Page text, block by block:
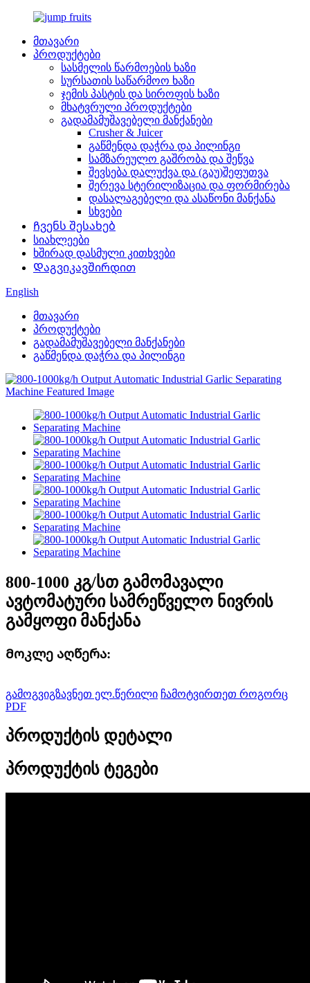
მთავარი
პროდუქტები
სასმელის წარმოების ხაზი
სურსათის საწარმოო ხაზი
ჯემის პასტის და სიროფის ხაზი
მხატვრული პროდუქტები
გადამამუშავებელი მანქანები
Crusher & Juicer
გაწმენდა დაჭრა და პილინგი
სამზარეულო გაშრობა და შეწვა
შევსება დალუქვა და (გაუ)შეფუთვა
შერევა სტერილიზაცია და ფორმირება
დასალაგებელი და ასაწონი მანქანა
სხვები
Ჩვენს შესახებ
სიახლეები
ხშირად დასმული კითხვები
Დაგვიკავშირდით
English
მთავარი
პროდუქტები
გადამამუშავებელი მანქანები
გაწმენდა დაჭრა და პილინგი
800-1000 კგ/სთ გამომავალი
ავტომატური სამრეწველო ნივრის
გამყოფი მანქანა
Მოკლე აღწერა:
გამოგვიგზავნეთ ელ.წერილი ჩამოტვირთეთ როგორც
PDF
პროდუქტის დეტალი
პროდუქტის ტეგები